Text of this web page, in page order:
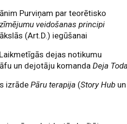
Purviņam par teorētisko
veidošanas principi
(Art.D.) iegūšanai
Laikmetīgās dejas notikumu
un dejotāju komandaDeja
izrādePāru terapija (Story Hub un